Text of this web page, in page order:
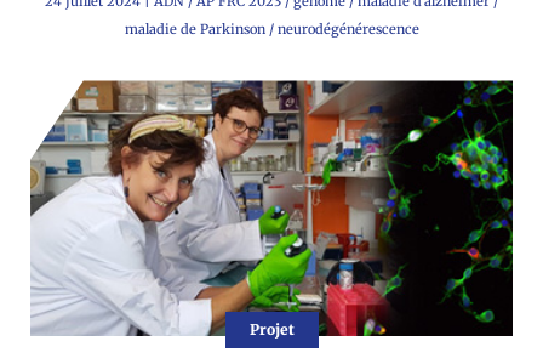
maladie de Parkinson/ neurodégénérescence
Projet